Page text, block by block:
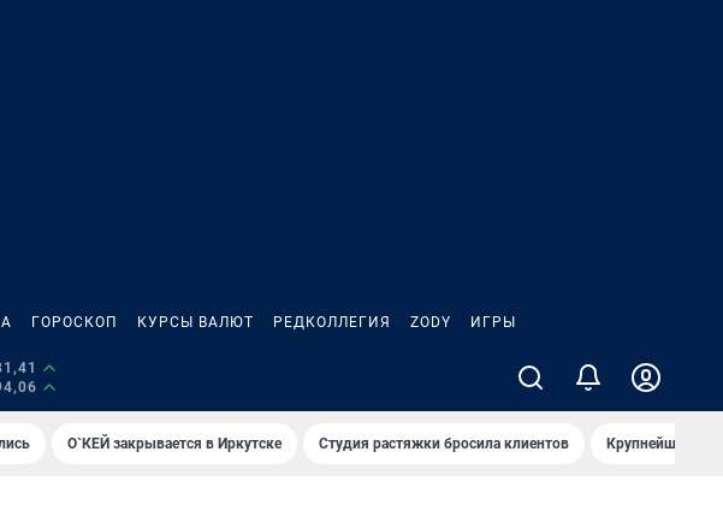
ГОРОСКОП КУРСЫ ВАЛЮТ РЕДКОЛЛЕГИЯ ZODY ИГРЫ
О`КЕЙ закрывается в Иркутске Студия растяжки бросила клиентов Крупнейшие